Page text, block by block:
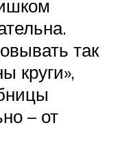
так
круги»,
– от